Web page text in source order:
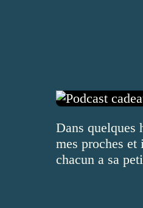
Dans quelques
mes proches
chacun a sa